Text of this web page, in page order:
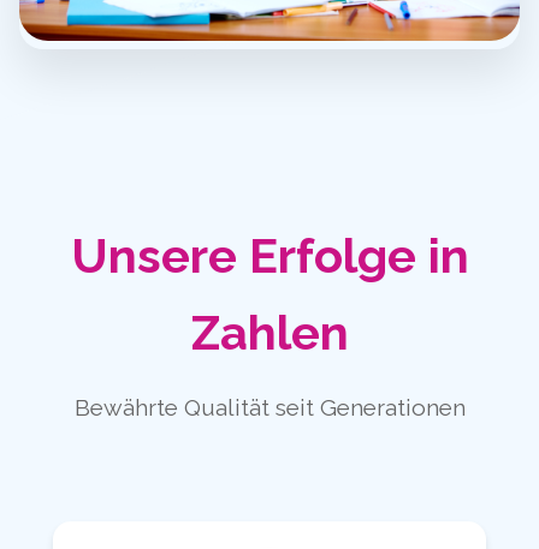
Unsere Erfolge in
Zahlen
Bewährte Qualität seit Generationen